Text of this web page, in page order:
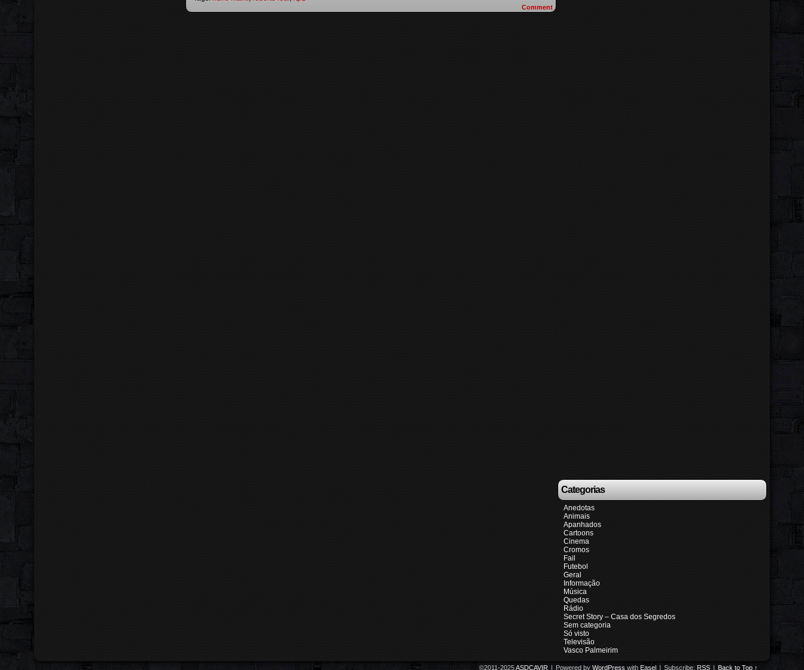
Comment
Categorias
Anedotas
Animais
Apanhados
Cartoons
Cinema
Cromos
Fail
Futebol
Geral
Informação
Música
Quedas
Rádio
Secret Story – Casa dos Segredos
Sem categoria
Só visto
Televisão
Vasco Palmeirim
©2011-2025ASDCAVIR | Powered by WordPress with Easel | Subscribe: RSS | Back to Top ↑